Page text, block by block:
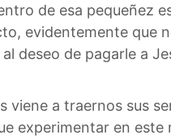
de esa pequeñez
evidentemente que
deseo de pagarle a
viene a traernos sus
experimentar en